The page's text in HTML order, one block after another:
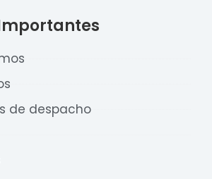
de despacho
responder a sus preguntas. ¡Lo